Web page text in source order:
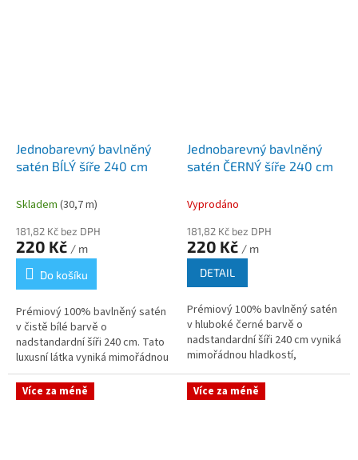
Jednobarevný bavlněný
satén BÍLÝ šíře 240 cm
Skladem (30,7 m)
181,82 Kč bez DPH
220 Kč / m
Do košíku
Prémiový 100% bavlněný satén
v čistě bílé barvě o
nadstandardní šíři 240 cm. Tato
luxusní látka vyniká mimořádnou
hebkostí, hedvábným leskem a
vysokou prodyšností. Tento
satén...
Jednobarevný bavlněný
satén ČERNÝ šíře 240 cm
Vyprodáno
181,82 Kč bez DPH
220 Kč / m
DETAIL
Prémiový 100% bavlněný satén
v hluboké černé barvě o
nadstandardní šíři 240 cm vyniká
mimořádnou hladkostí,
elegantním leskem a vysokou
prodyšností. Tato luxusní látka
v...
Více za méně Více za méně